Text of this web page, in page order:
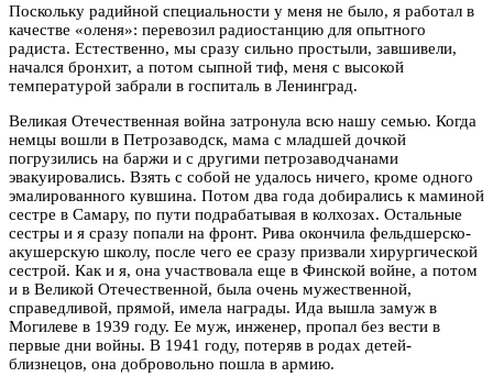
Поскольку радийной специальности у меня не было, я работал в
качестве «оленя»: перевозил радиостанцию для опытного
радиста. Естественно, мы сразу сильно простыли, завшивели,
начался бронхит, а потом сыпной тиф, меня с высокой
температурой забрали в госпиталь в Ленинград.
Великая Отечественная война затронула всю нашу семью. Когда
немцы вошли в Петрозаводск, мама с младшей дочкой
погрузились на баржи и с другими петрозаводчанами
эвакуировались. Взять с собой не удалось ничего, кроме одного
эмалированного кувшина. Потом два года добирались к маминой
сестре в Самару, по пути подрабатывая в колхозах. Остальные
сестры и я сразу попали на фронт. Рива окончила фельдшерско-
акушерскую школу, после чего ее сразу призвали хирургической
сестрой. Как и я, она участвовала еще в Финской войне, а потом
и в Великой Отечественной, была очень мужественной,
справедливой, прямой, имела награды. Ида вышла замуж в
Могилеве в 1939 году. Ее муж, инженер, пропал без вести в
первые дни войны. В 1941 году, потеряв в родах детей-
близнецов, она добровольно пошла в армию.